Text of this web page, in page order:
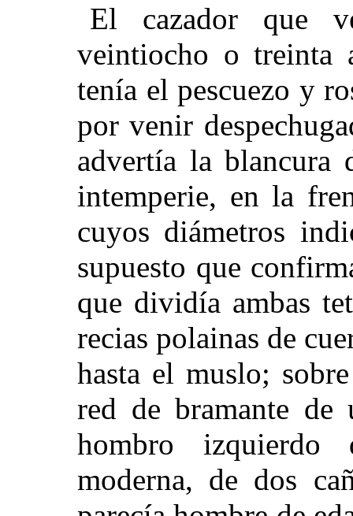
El cazador que
veintiocho o treinta
tenía el pescuezo y
por venir
advertía la blancura
intemperie, en la
cuyos diámetros
supuesto que
que dividía ambas
recias polainas de
hasta el muslo;
red de bramante
hombro izquierdo
moderna, de dos